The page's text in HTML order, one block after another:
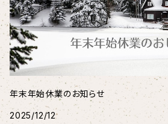
年末年始休業のお知らせ
2025/12/12